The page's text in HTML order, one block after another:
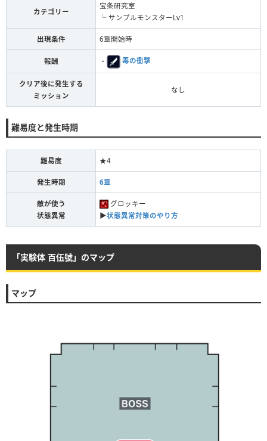
カテゴリー
宝条研究室
└ サンプルモンスターLv1
出現条件 6章開始時
報酬 ・ 毒の衝撃
クリア後に発生する
ミッション
なし
難易度と発生時期
難易度 ★4
発生時期 6章
敵が使う
状態異常
グロッキー
▶︎状態異常対策のやり方
「実験体 百伍號」のマップ
マップ